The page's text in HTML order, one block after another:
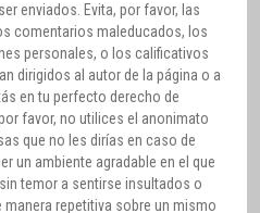
enviados. Evita, por favor, las
comentarios maleducados, los
personales, o los calificativos
dirigidos al autor de la página o a
en tu perfecto derecho de
favor, no utilices el anonimato
que no les dirías en caso de
un ambiente agradable en el que
temor a sentirse insultados o
repetitiva sobre un mismo